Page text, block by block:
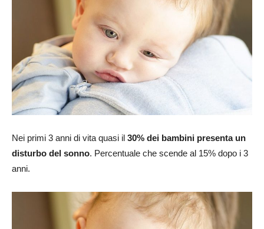
Nei primi 3 anni di vita quasi il 30% dei bambini presenta un
disturbo del sonno. Percentuale che scende al 15% dopo i 3
anni.